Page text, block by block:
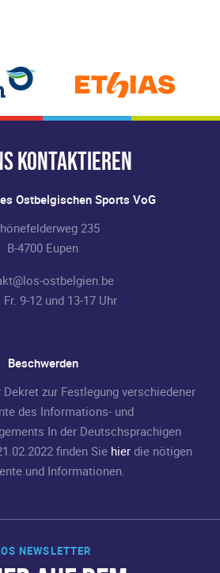
NEWSLETTER
kontaktieren
Ostbelgischen Sports VoG
235
B-4700 Eupen
ostbelgien.be
9-12 und 13-17 Uhr
Beschwerden
Dekret zur Festlegung verschiedener
des Informations- und
In der Deutschsprachigen
finden Sie hier die nötigen
und Informationen.